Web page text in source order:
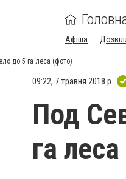
Афіша
до 5 га леса (фото)
09:22, 7 травня 2018 р.
Под
га